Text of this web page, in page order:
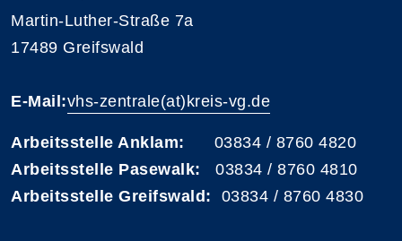
Martin-Luther-Straße 7a
17489 Greifswald
E-Mail:vhs-zentrale(at)kreis-vg.de
Arbeitsstelle Anklam: 03834 / 8760 4820
Arbeitsstelle Pasewalk: 03834 / 8760 4810
Arbeitsstelle Greifswald: 03834 / 8760 4830